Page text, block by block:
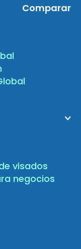
Comparar
visados
negocios